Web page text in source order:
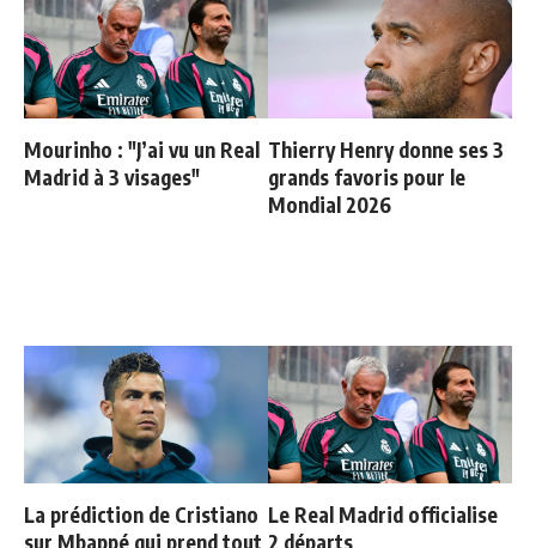
Mourinho : "J’ai vu un Real
Madrid à 3 visages"
Thierry Henry donne ses 3
grands favoris pour le
Mondial 2026
La prédiction de Cristiano
sur Mbappé qui prend tout
Le Real Madrid officialise
2 départs